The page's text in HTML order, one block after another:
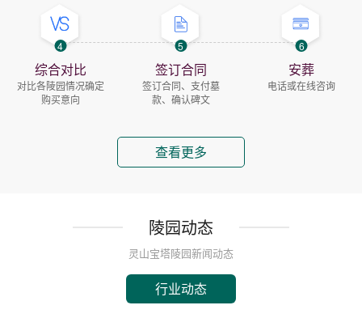
4
综合对比
对比各陵园情况确定
购买意向
5
签订合同
签订合同、支付墓
款、确认碑文
6
安葬
电话或在线咨询
查看更多
陵园动态
灵山宝塔陵园新闻动态
行业动态